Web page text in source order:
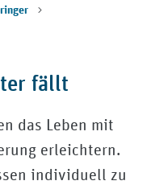
fällt
das Leben mit
erleichtern.
individuell zu